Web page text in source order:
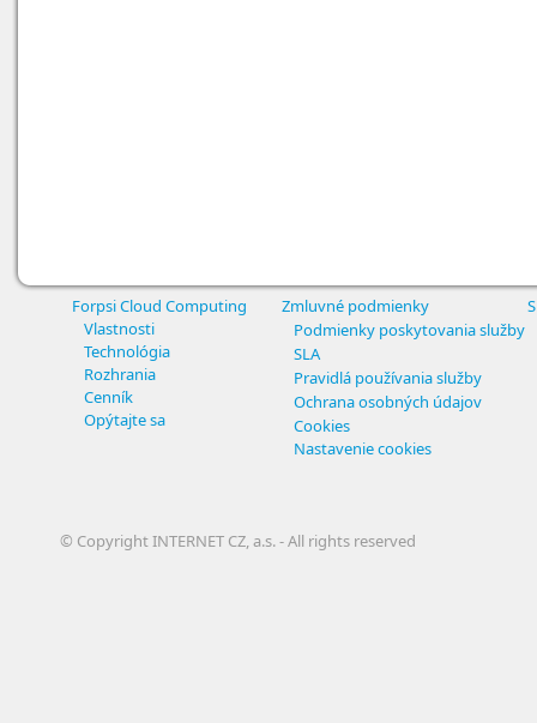
Forpsi Cloud Computing
Vlastnosti
Technológia
Rozhrania
Cenník
Opýtajte sa
Zmluvné podmienky
Podmienky poskytovania služby
SLA
Pravidlá používania služby
Ochrana osobných údajov
Cookies
Nastavenie cookies
© Copyright INTERNET CZ, a.s. - All rights reserved